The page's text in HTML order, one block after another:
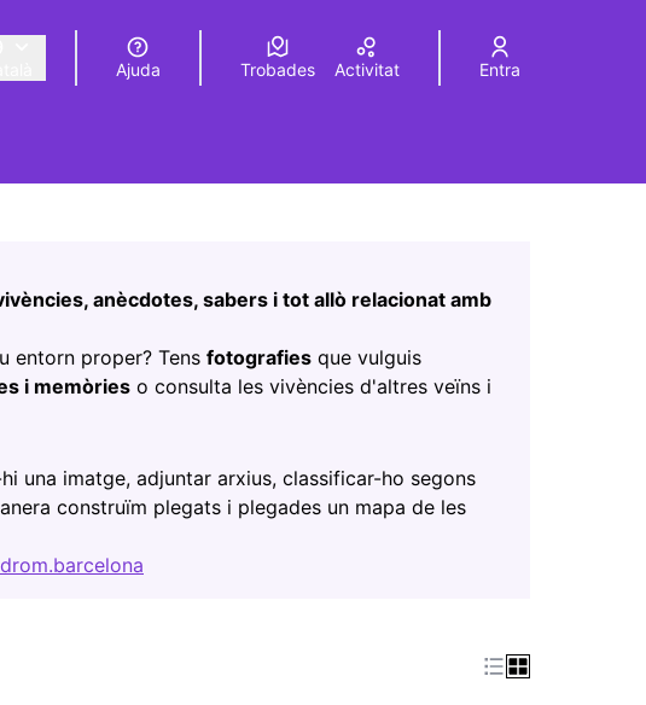
la llengua Elegir el idioma Choose language
Ajuda Trobades Activitat Entra
74
anècdotes, sabers i tot allò relacionat amb
entorn proper? Tens fotografies que vulguis
i memòries o consulta les vivències d'altres veïns i
nova)
una imatge, adjuntar arxius, classificar-ho segons
construïm plegats i plegades un mapa de les